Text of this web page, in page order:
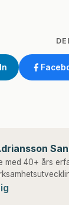
med 40+ års